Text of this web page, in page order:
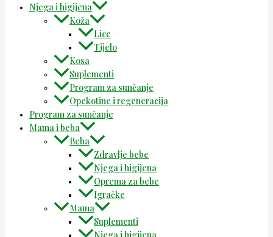
Njega i higijena
Koža
Lice
Tijelo
Kosa
Suplementi
Program za sunčanje
Opekotine i regeneracija
Program za sunčanje
Mama i beba
Beba
Zdravlje bebe
Njega i higijena
Oprema za bebe
Igračke
Mama
Suplementi